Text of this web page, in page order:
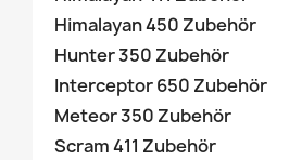
Himalayan 450 Zubehör
Hunter 350 Zubehör
Interceptor 650 Zubehör
Meteor 350 Zubehör
Scram 411 Zubehör